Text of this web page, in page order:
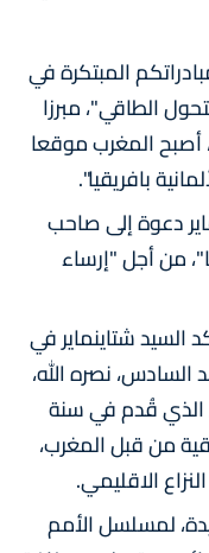
المبتكرة في
الطاقي"، مبرزا
أصبح المغرب موقعا
بافريقيا".
دعوة إلى صاحب
من أجل "إرساء
شتاينماير في
نصره الله،
الذي قُدم في سنة
من قبل المغرب،
الاقليمي.
لمسلسل الأمم